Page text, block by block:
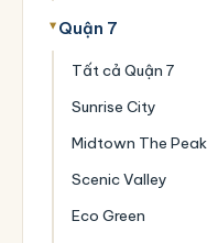
Quận 7
Tất cả Quận 7
Sunrise City
Midtown The Peak
Scenic Valley
Eco Green